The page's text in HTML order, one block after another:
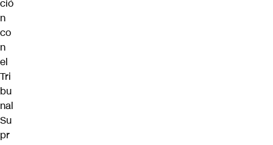
ció
n
co
n
el
Tri
bu
nal
Su
pr